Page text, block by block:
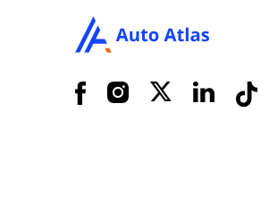
FacebookInstagram
X LinkedInTiktok